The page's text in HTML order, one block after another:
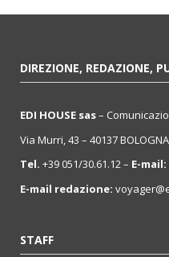
DIREZIONE, REDAZIONE,
EDI HOUSE sas–
Via Murri, 43 – 40137 BOLOGNA
Tel. +39 051/30.61.12 – E-mail:
E-mail redazione:
STAFF